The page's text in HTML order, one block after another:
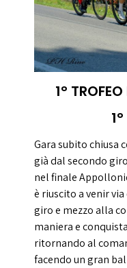
1°
Gara subito chiusa
già dal secondo
nel finale
è riuscito a venir
giro e mezzo alla
maniera e
ritornando al
facendo un gran